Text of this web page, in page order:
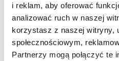
i reklam, aby oferować
analizować ruch w naszej
korzystasz z naszej witryny,
społecznościowym,
Partnerzy mogą połączyć te